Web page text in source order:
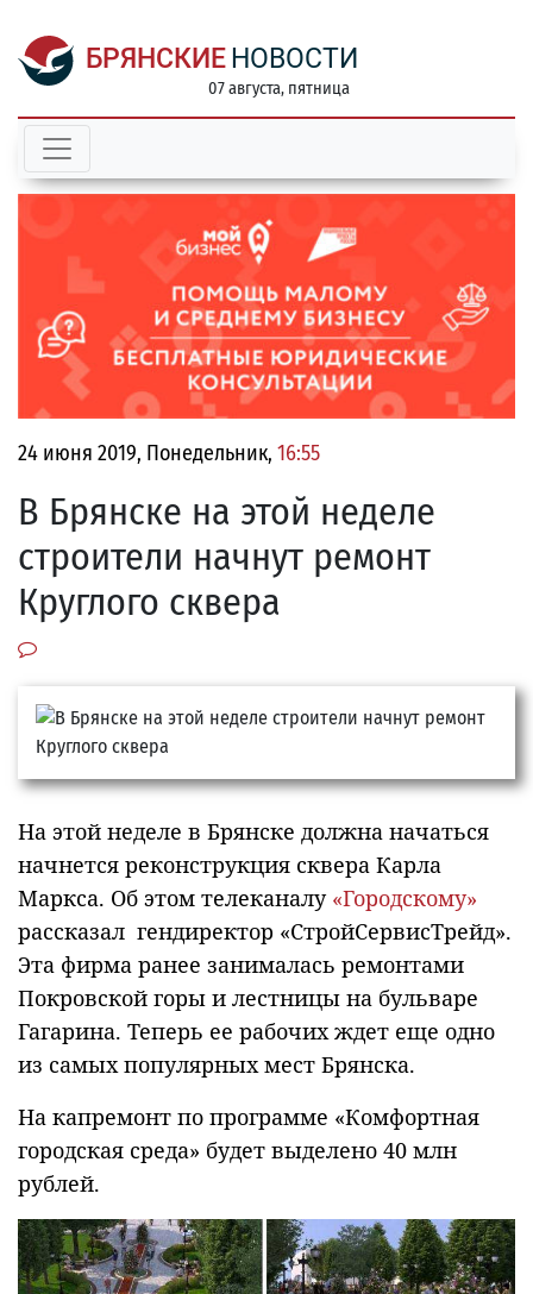
БРЯНСКИЕ НОВОСТИ
07 августа, пятница
24 июня 2019, Понедельник, 16:55
В Брянске на этой неделе
строители начнут ремонт
Круглого сквера
На этой неделе в Брянске должна начаться
начнется реконструкция сквера Карла
Маркса. Об этом телеканалу «Городскому»
рассказал гендиректор «СтройСервисТрейд».
Эта фирма ранее занималась ремонтами
Покровской горы и лестницы на бульваре
Гагарина. Теперь ее рабочих ждет еще одно
из самых популярных мест Брянска.
На капремонт по программе «Комфортная
городская среда» будет выделено 40 млн
рублей.